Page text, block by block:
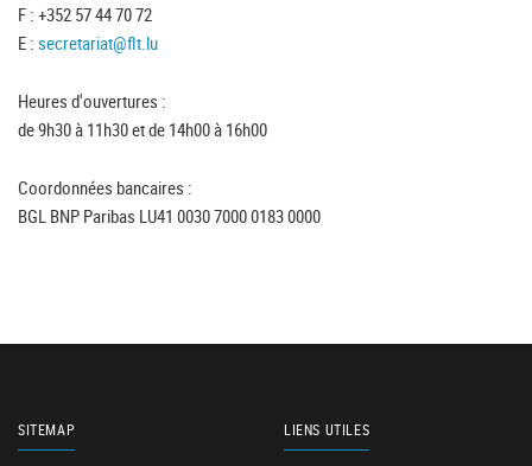
F : +352 57 44 70 72
E : secretariat@flt.lu
Heures d'ouvertures :
de 9h30 à 11h30 et de 14h00 à 16h00
Coordonnées bancaires :
BGL BNP Paribas LU41 0030 7000 0183 0000
SITEMAP LIENS UTILES